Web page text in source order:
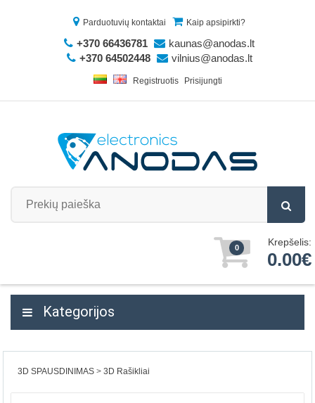
Parduotuvių kontaktai Kaip apsipirkti?
+370 66436781
kaunas@anodas.lt
+370 64502448
vilnius@anodas.lt
Registruotis Prisijungti
0 Krepšelis:
0.00€
Kategorijos
3D SPAUSDINIMAS 3D Rašikliai